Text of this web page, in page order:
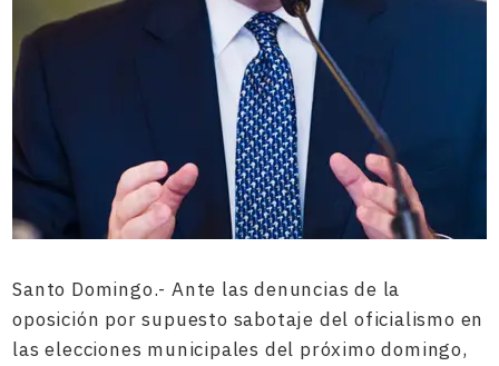
Santo Domingo.- Ante las denuncias de la
oposición por supuesto sabotaje del oficialismo en
las elecciones municipales del próximo domingo,